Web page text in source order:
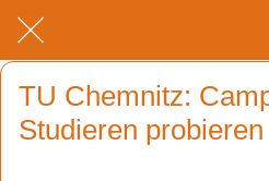
TU Chemnitz:
Studieren probieren